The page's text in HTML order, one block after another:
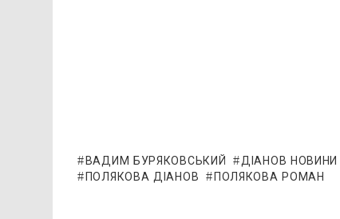
ВАДИМ БУРЯКОВСЬКИЙ ДІАНОВ НОВИНИ
ПОЛЯКОВА ДІАНОВ
ПОЛЯКОВА РОМАН